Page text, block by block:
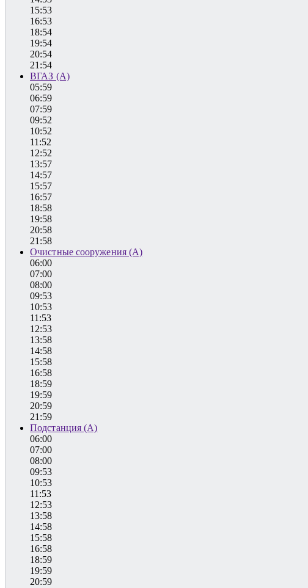
15:53
16:53
18:54
19:54
20:54
21:54
ВГАЗ (А)
05:59
06:59
07:59
09:52
10:52
11:52
12:52
13:57
14:57
15:57
16:57
18:58
19:58
20:58
21:58
Очистные сооружения (А)
06:00
07:00
08:00
09:53
10:53
11:53
12:53
13:58
14:58
15:58
16:58
18:59
19:59
20:59
21:59
Подстанция (А)
06:00
07:00
08:00
09:53
10:53
11:53
12:53
13:58
14:58
15:58
16:58
18:59
19:59
20:59